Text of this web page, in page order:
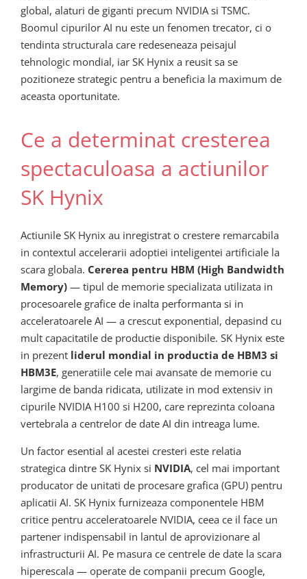
global, alaturi de giganti precum NVIDIA si TSMC.
Boomul cipurilor AI nu este un fenomen trecator, ci o
tendinta structurala care redeseneaza peisajul
tehnologic mondial, iar SK Hynix a reusit sa se
pozitioneze strategic pentru a beneficia la maximum de
aceasta oportunitate.
Ce a determinat cresterea
spectaculoasa a actiunilor
SK Hynix
Actiunile SK Hynix au inregistrat o crestere remarcabila
in contextul accelerarii adoptiei inteligentei artificiale la
scara globala. Cererea pentru HBM (High Bandwidth
Memory) — tipul de memorie specializata utilizata in
procesoarele grafice de inalta performanta si in
acceleratoarele AI — a crescut exponential, depasind cu
mult capacitatile de productie disponibile. SK Hynix este
in prezent liderul mondial in productia de HBM3 si
HBM3E, generatiile cele mai avansate de memorie cu
largime de banda ridicata, utilizate in mod extensiv in
cipurile NVIDIA H100 si H200, care reprezinta coloana
vertebrala a centrelor de date AI din intreaga lume.
Un factor esential al acestei cresteri este relatia
strategica dintre SK Hynix si NVIDIA, cel mai important
producator de unitati de procesare grafica (GPU) pentru
aplicatii AI. SK Hynix furnizeaza componentele HBM
critice pentru acceleratoarele NVIDIA, ceea ce il face un
partener indispensabil in lantul de aprovizionare al
infrastructurii AI. Pe masura ce centrele de date la scara
hiperescala — operate de companii precum Google,